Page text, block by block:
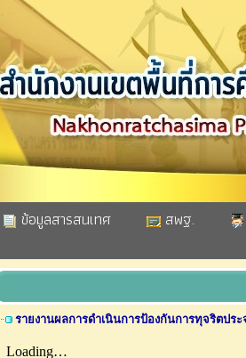
ข้อมูลสารสนเทศ สพฐ.
รายงานผลการดําเนินการป้องกันการทุจริตประ